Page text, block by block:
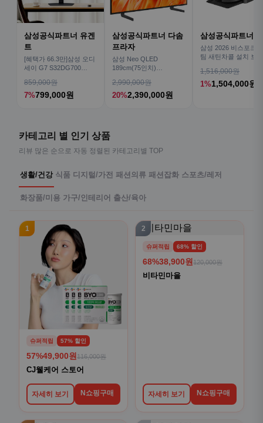
삼성공식파트너 유겐
트
[혜택가 66.3만]삼성 오디
세이 G7 S32DG700
859,000원
7%799,000원
삼성공식파트너 다솜
프라자
삼성 Neo QLED
189cm(75인치)
TV
2,990,000원
20%2,390,000원
삼성공식파트너
삼성 2026 비스포크
팀 새틴차콜 설치 보
1,516,000원
1%1,504,000원
카테고리 별 인기 상품
리뷰 많은 순으로 자동 정렬된 카테고리별 TOP
생활/건강 식품 디지털/가전 패션의류 패션잡화 스포츠/레저
화장품/미용 가구/인테리어 출산/육아
1
슈퍼적립 57% 할인
57%49,900원 116,000원
CJ웰케어 스토어
자세히 보기 N쇼핑구매
2
슈퍼적립 68% 할인
68%38,900원 120,000원
비타민마을
자세히 보기 N쇼핑구매